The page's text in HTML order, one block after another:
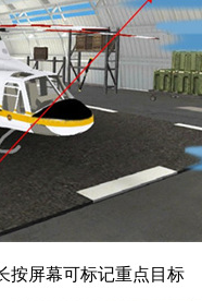
按屏幕可标记重点目标